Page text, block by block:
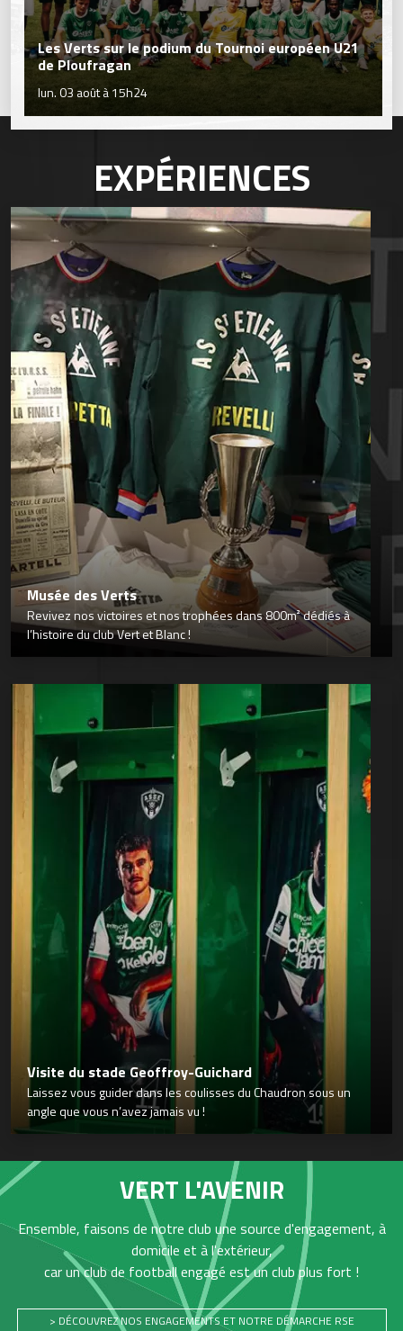
Les Verts sur le podium du Tournoi européen U21
de Ploufragan
lun. 03 août à 15h24
EXPÉRIENCES
Musée des Verts
Revivez nos victoires et nos trophées dans 800m² dédiés à
l’histoire du club Vert et Blanc !
Visite du stade Geoffroy-Guichard
Laissez vous guider dans les coulisses du Chaudron sous un
angle que vous n’avez jamais vu !
VERT L'AVENIR
Ensemble, faisons de notre club une source d'engagement, à
domicile et à l'extérieur,
car un club de football engagé est un club plus fort !
> DÉCOUVREZ NOS ENGAGEMENTS ET NOTRE DÉMARCHE RSE